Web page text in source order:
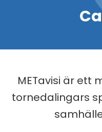
METavisi är ett
tornedalingars